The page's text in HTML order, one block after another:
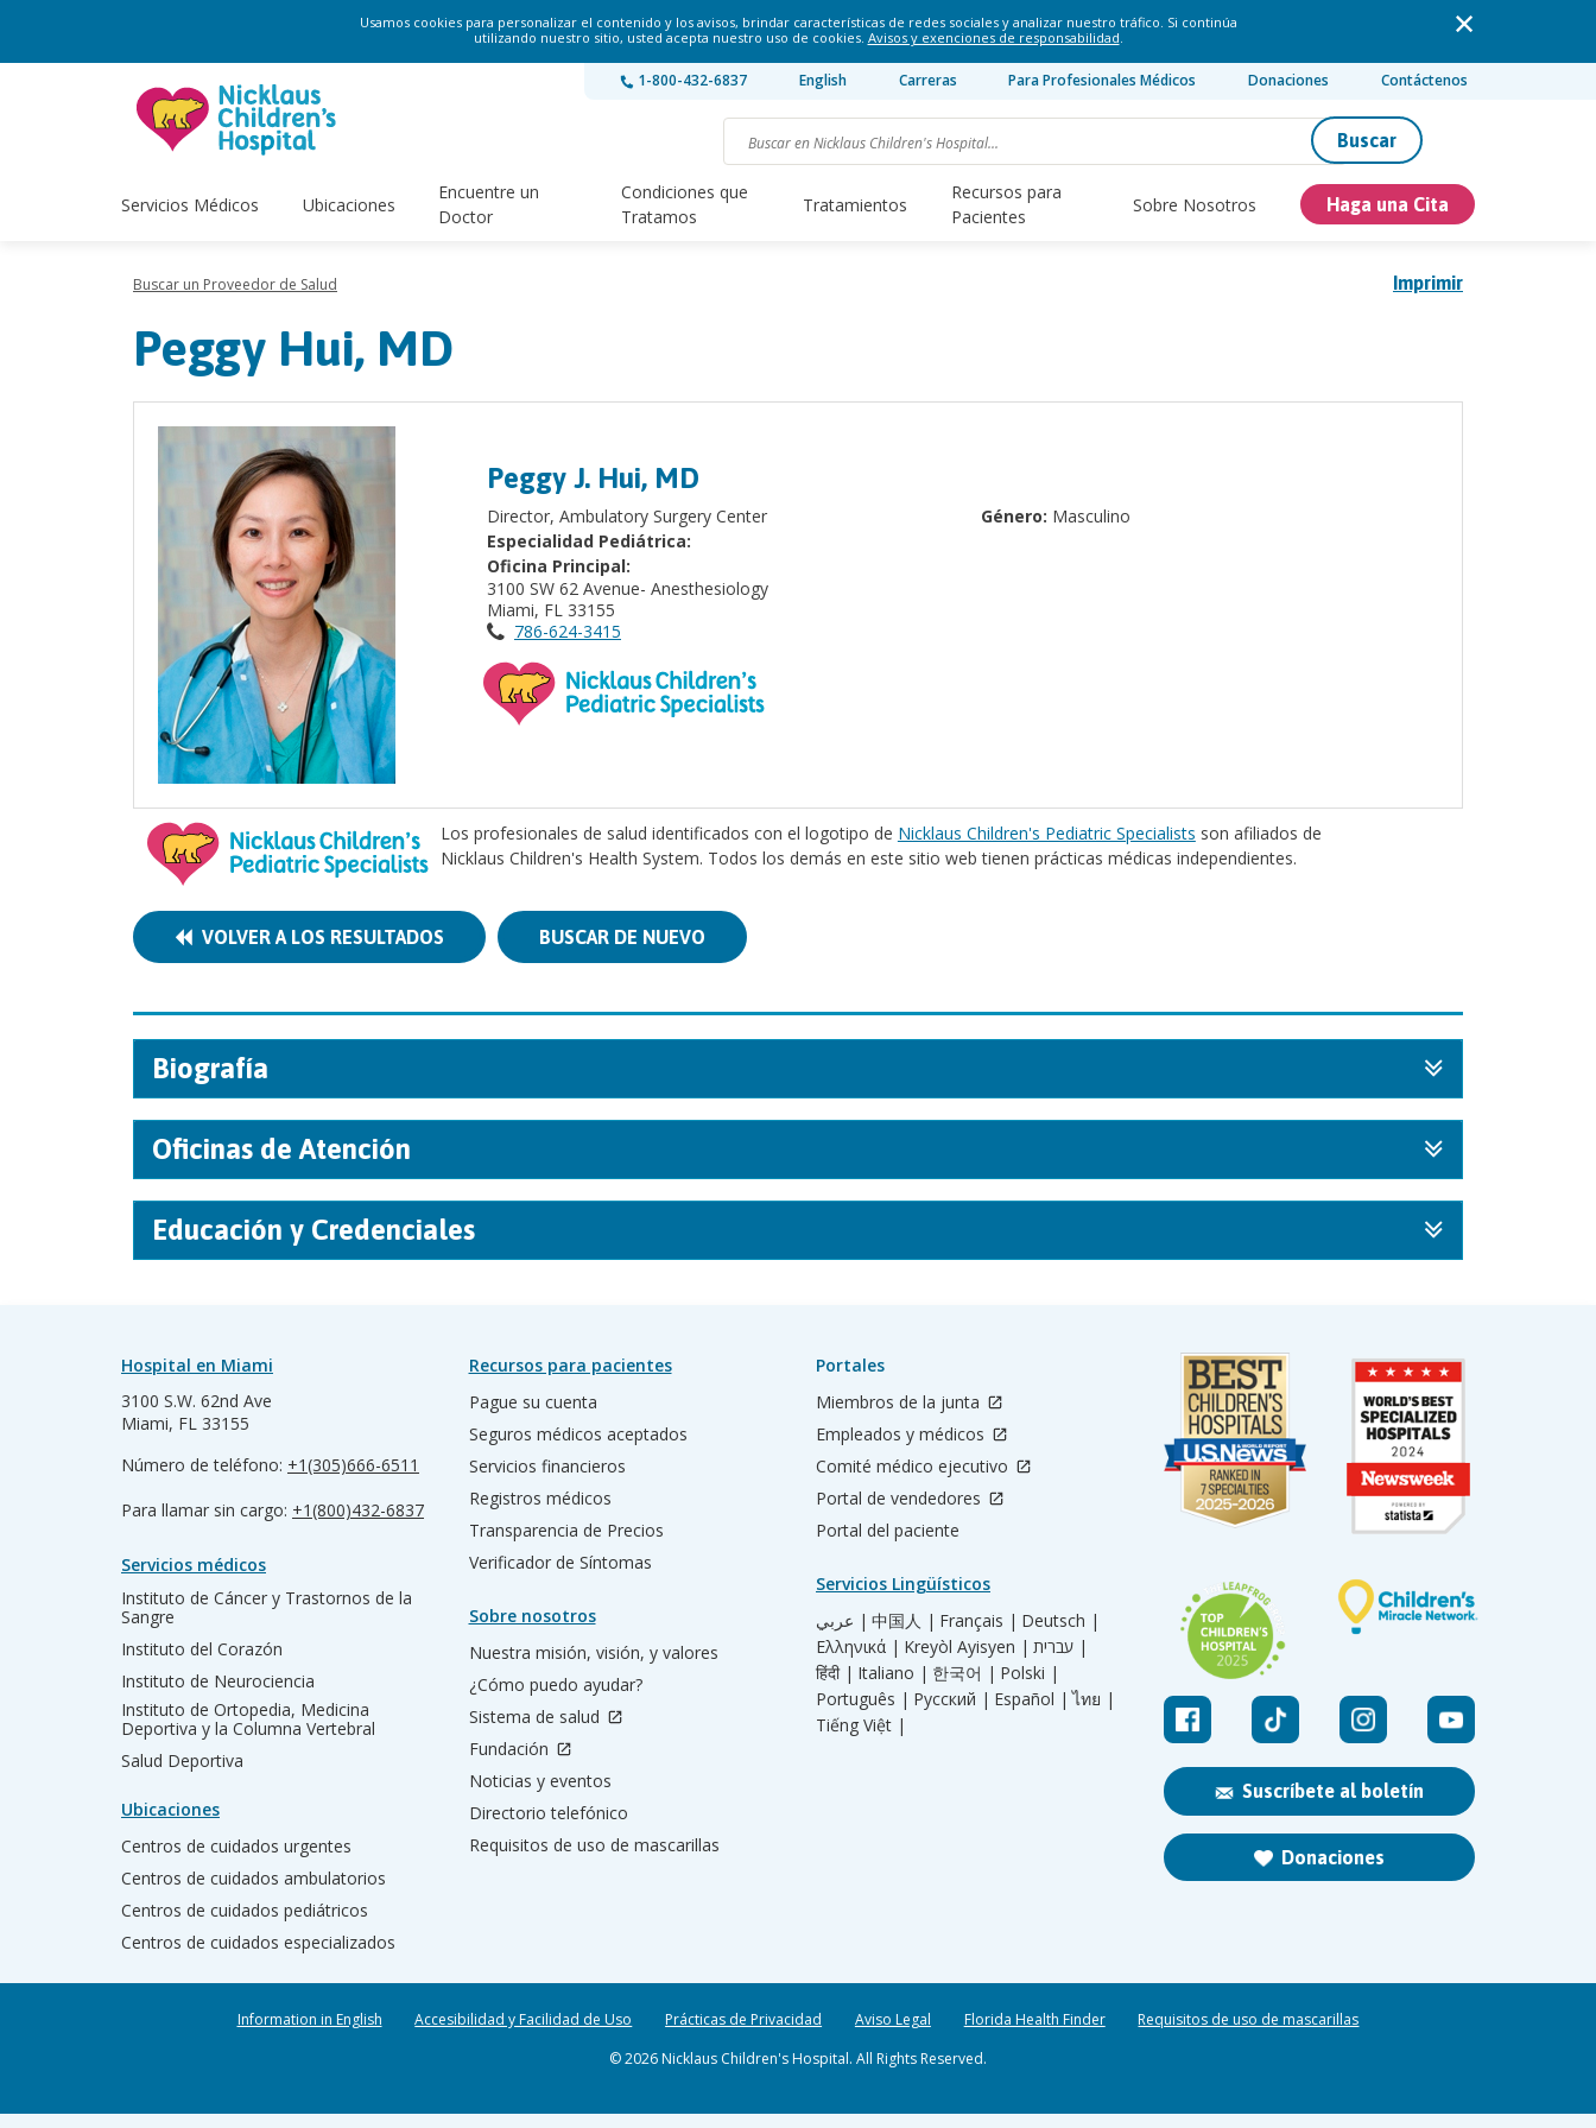
Usamos cookies para personalizar el contenido y los avisos, brindar características de redes sociales y analizar nuestro tráfico. Si continúa
utilizando nuestro sitio, usted acepta nuestro uso de cookies. Avisos y exenciones de responsabilidad.
1-800-432-6837 English Carreras Para Profesionales Médicos Donaciones Contáctenos
Buscar
Servicios Médicos Ubicaciones
Encuentre un
Doctor
Condiciones que
Tratamos
Tratamientos
Recursos para
Pacientes
Sobre Nosotros Haga una Cita
Imprimir
Buscar un Proveedor de Salud
Peggy Hui, MD
Peggy J. Hui, MD
Director, Ambulatory Surgery Center
Especialidad Pediátrica:
Oficina Principal:
3100 SW 62 Avenue- Anesthesiology
Miami, FL 33155
786-624-3415
Género: Masculino
Los profesionales de salud identificados con el logotipo de Nicklaus Children's Pediatric Specialists son afiliados de
Nicklaus Children's Health System. Todos los demás en este sitio web tienen prácticas médicas independientes.
VOLVER A LOS RESULTADOS BUSCAR DE NUEVO
Biografía
Oficinas de Atención
Educación y Credenciales
Suscríbete al boletín
Donaciones
Hospital en Miami
3100 S.W. 62nd Ave
Miami, FL 33155
Número de teléfono: +1(305)666-6511
Para llamar sin cargo: +1(800)432-6837
Servicios médicos
Instituto de Cáncer y Trastornos de la
Sangre
Instituto del Corazón
Instituto de Neurociencia
Instituto de Ortopedia, Medicina
Deportiva y la Columna Vertebral
Salud Deportiva
Ubicaciones
Centros de cuidados urgentes
Centros de cuidados ambulatorios
Centros de cuidados pediátricos
Centros de cuidados especializados
Recursos para pacientes
Pague su cuenta
Seguros médicos aceptados
Servicios financieros
Registros médicos
Transparencia de Precios
Verificador de Síntomas
Sobre nosotros
Nuestra misión, visión, y valores
¿Cómo puedo ayudar?
Sistema de salud
Fundación
Noticias y eventos
Directorio telefónico
Requisitos de uso de mascarillas
Portales
Miembros de la junta
Empleados y médicos
Comité médico ejecutivo
Portal de vendedores
Portal del paciente
Servicios Lingüísticos
عربي | 中国人 | Français | Deutsch |
Ελληνικά | Kreyòl Ayisyen |
עברית |
हिंदी | Italiano | 한국어 | Polski |
Português | Русский | Español | ไทย |
Tiếng Việt |
Information in English Accesibilidad y Facilidad de Uso Prácticas de Privacidad Aviso Legal Florida Health Finder
Requisitos de uso de mascarillas
© 2026 Nicklaus Children's Hospital. All Rights Reserved.